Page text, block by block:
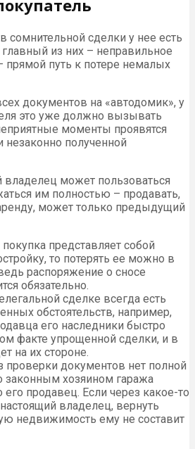
сделки у нее есть
из них – неправильное
путь к потере немалых
документов на «автодомик», у
это уже должно вызывать
моменты проявятся
незаконно полученной
может пользоваться
им полностью – продавать,
может только предыдущий
представляет собой
то потерять ее можно в
распоряжение о сносе
обязательно.
сделке всегда есть
обстоятельств, например,
его наследники быстро
факте упрощенной сделки, и в
на их стороне.
проверки документов нет полной
законным хозяином гаража
его продавец. Если через какое-то
владелец, вернуть
недвижимость ему не составит